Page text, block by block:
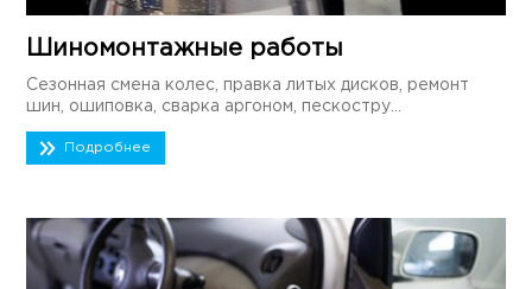
Шиномонтажные работы
Сезонная смена колес, правка литых дисков, ремонт
шин, ошиповка, сварка аргоном, пескостру...
Подробнее